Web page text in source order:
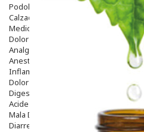
Podología
Calzado
Medicamentos
Dolor E Inflamación
Analgésicos
Anestésicos
Inflamación Articulaciones
Dolor Muscular / Articular
Digestivo
Acidez, Gases Y Ardores
Mala Digestion
Diarrea / Estreñimiento / Vómitos